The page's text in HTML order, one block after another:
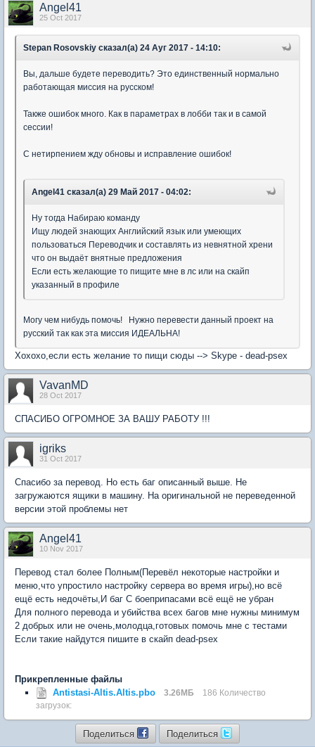
Angel41
25 Oct 2017
Stepan Rosovskiy сказал(а) 24 Ауг 2017 - 14:10:
Вы, дальше будете переводить? Это единственный нормально
работающая миссия на русском!
Также ошибок много. Как в параметрах в лобби так и в самой
сессии!
С нетирпением жду обновы и исправление ошибок!
Angel41 сказал(а) 29 Май 2017 - 04:02:
Ну тогда Набираю команду
Ищу людей знающих Английский язык или умеющих
пользоваться Переводчик и составлять из невнятной хрени
что он выдаёт внятные предложения
Если есть желающие то пищите мне в лс или на скайп
указанный в профиле
Могу чем нибудь помочь! Нужно перевести данный проект на
русский так как эта миссия ИДЕАЛЬНА!
Хохохо,если есть желание то пищи сюды --> Skype - dead-psex
VavanMD
28 Oct 2017
СПАСИБО ОГРОМНОЕ ЗА ВАШУ РАБОТУ !!!
igriks
31 Oct 2017
Спасибо за перевод. Но есть баг описанный выше. Не
загружаются ящики в машину. На оригинальной не переведенной
версии этой проблемы нет
Angel41
10 Nov 2017
Перевод стал более Полным(Перевёл некоторые настройки и
меню,что упростило настройку сервера во время игры),но всё
ещё есть недочёты,И баг С боеприпасами всё ещё не убран
Для полного перевода и убийства всех багов мне нужны минимум
2 добрых или не очень,молодца,готовых помочь мне с тестами
Если такие найдутся пишите в скайп dead-psex
Прикрепленные файлы
Antistasi-Altis.Altis.pbo
3.26МБ 186 Количество
загрузок:
Поделиться Поделиться